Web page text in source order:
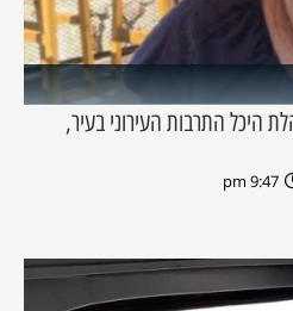
היכל התרבות העירוני בעיר,
9:47 pm